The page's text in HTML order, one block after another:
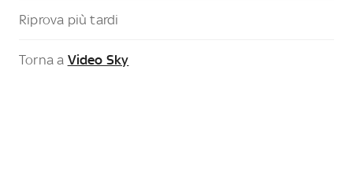
Riprova più tardi
Torna a Video Sky